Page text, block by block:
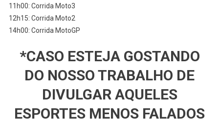
11h00: Corrida Moto3
12h15: Corrida Moto2
14h00: Corrida MotoGP
*CASO ESTEJA GOSTANDO
DO NOSSO TRABALHO DE
DIVULGAR AQUELES
ESPORTES MENOS FALADOS